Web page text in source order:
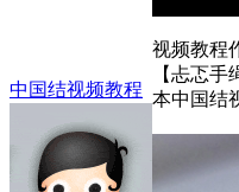
中国结视频教程
视频教程
【忐忑
本中国结